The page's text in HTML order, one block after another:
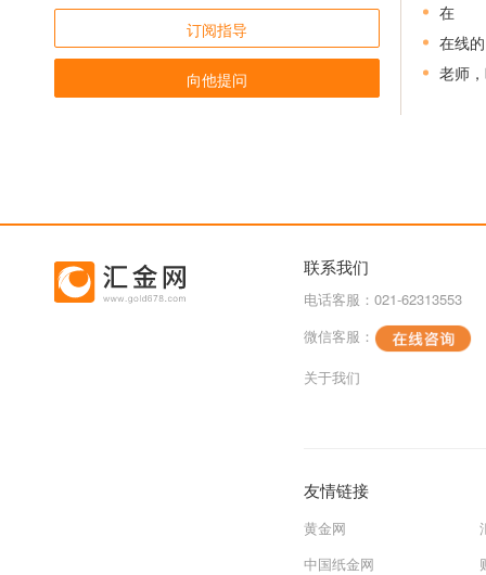
订阅指导
向他提问
在
在线
老师
联系我们
电话客服：021-62313553
微信客服：
关于我们
友情链接
黄金网
中国纸金网